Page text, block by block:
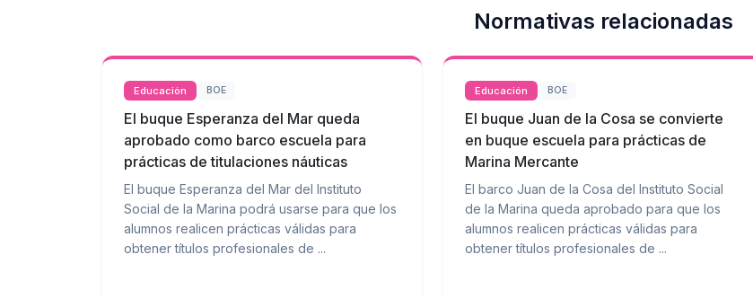
Normativas relacionadas
Educación BOE
El buque Esperanza del Mar queda
aprobado como barco escuela para
prácticas de titulaciones náuticas
El buque Esperanza del Mar del Instituto
Social de la Marina podrá usarse para que los
alumnos realicen prácticas válidas para
obtener títulos profesionales de ...
Educación BOE
El buque Juan de la Cosa se convierte
en buque escuela para prácticas de
Marina Mercante
El barco Juan de la Cosa del Instituto Social
de la Marina queda aprobado para que los
alumnos realicen prácticas válidas para
obtener títulos profesionales de ...